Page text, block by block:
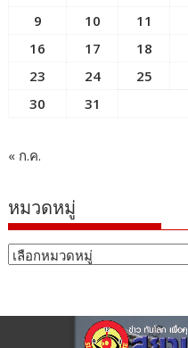
9
10 11
16
17 18
23
24 25
30
31
« ก.ค.
หมวดหมู่
หมวด